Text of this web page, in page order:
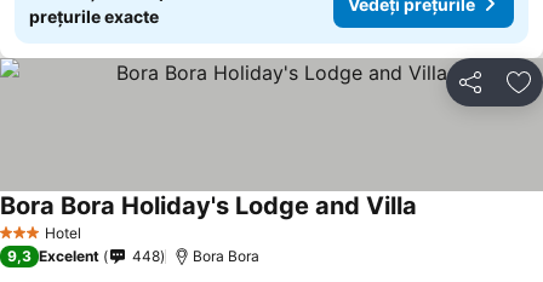
prețurile exacte
Distribuiți
3 SteleHotel
Bora Bora Holiday's Lodge and Villa
9,3 Excelent 448 Bora Bora